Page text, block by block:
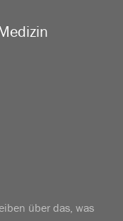
über das, was